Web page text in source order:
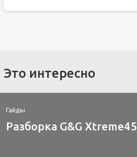
Это интересно
Гайды
Разборка G&G